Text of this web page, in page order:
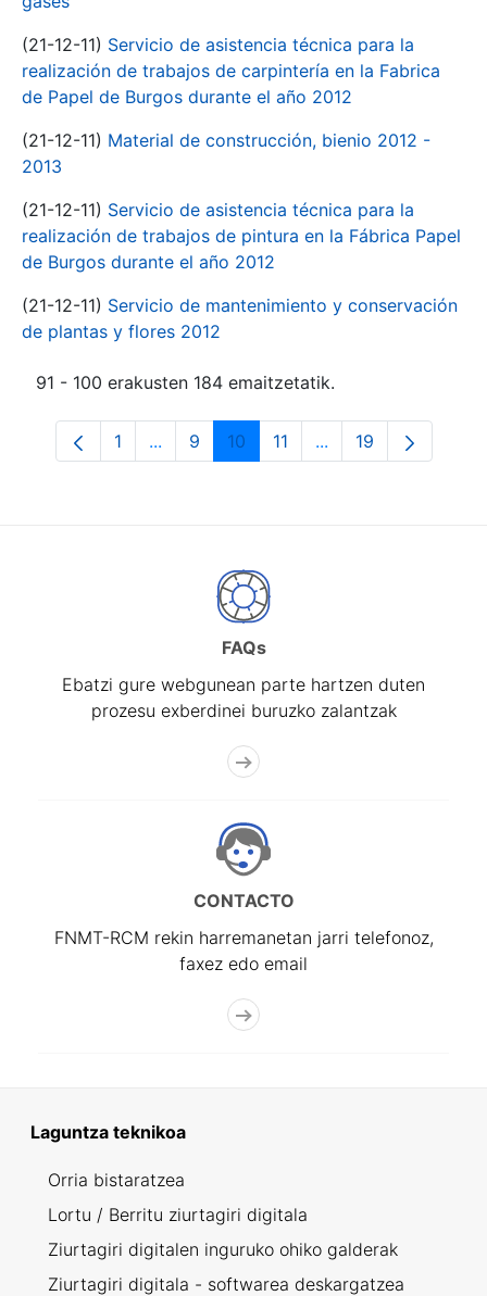
(21-12-11) Servicio de asistencia técnica para la
realización de trabajos de carpintería en la Fabrica
de Papel de Burgos durante el año 2012
(21-12-11) Material de construcción, bienio 2012 -
2013
(21-12-11) Servicio de asistencia técnica para la
realización de trabajos de pintura en la Fábrica Papel
de Burgos durante el año 2012
(21-12-11) Servicio de mantenimiento y conservación
de plantas y flores 2012
91 - 100 erakusten 184 emaitzetatik.
Orrialdea
1 ...Intermediate Pages Use TAB to
Orrialdea
9 Orrialdea
10 Orrialdea
11 ...Intermediate Pages
Orrialdea
19
FAQs
Ebatzi gure webgunean parte hartzen duten
prozesu exberdinei buruzko zalantzak
CONTACTO
FNMT-RCM rekin harremanetan jarri telefonoz,
faxez edo email
Laguntza teknikoa
Orria bistaratzea
Lortu / Berritu ziurtagiri digitala
Ziurtagiri digitalen inguruko ohiko galderak
Ziurtagiri digitala - softwarea deskargatzea